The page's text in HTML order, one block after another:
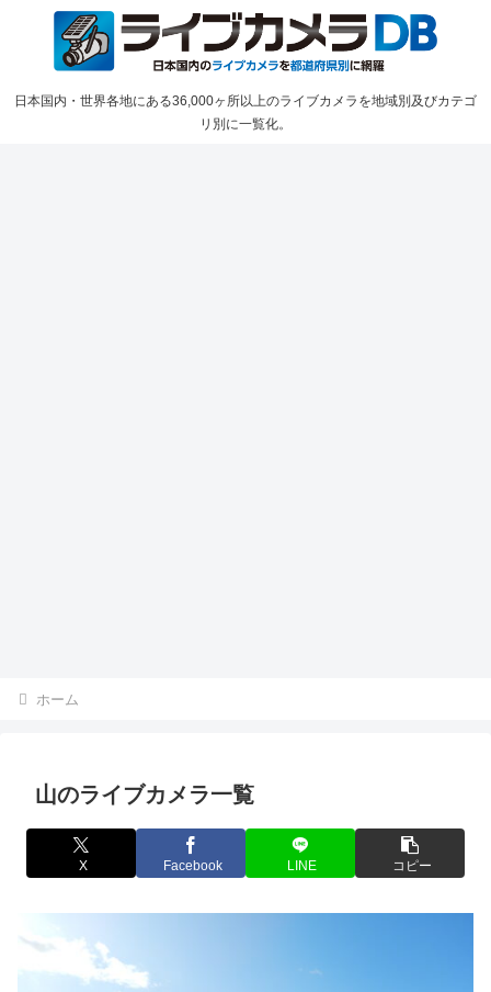
日本国内・世界各地にある36,000ヶ所以上のライブカメラを地域別及びカテゴ
リ別に一覧化。
ホーム
山のライブカメラ一覧
X Facebook LINE コピー